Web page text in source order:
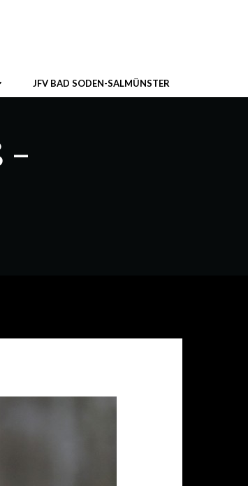
JFV BAD SODEN-SALMÜNSTER